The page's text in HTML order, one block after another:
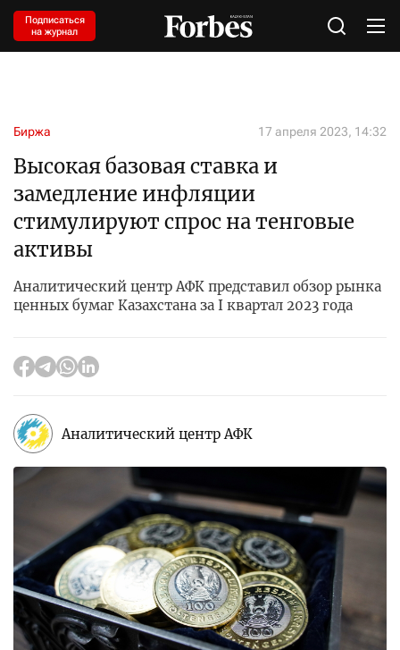
Подписаться
на журнал
Биржа 17 апреля 2023, 14:32
Высокая базовая ставка и
замедление инфляции
стимулируют спрос на тенговые
активы
Аналитический центр АФК представил обзор рынка
ценных бумаг Казахстана за I квартал 2023 года
Аналитический центр АФК